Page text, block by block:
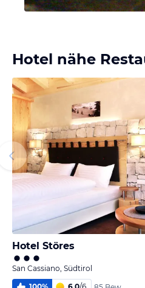
Hotel nähe
Hotel Störes
San Cassiano, Südtirol